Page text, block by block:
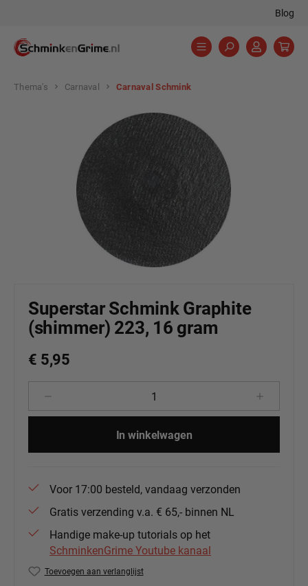
Blog
Thema's Carnaval Carnaval Schmink
Afbeeldingengalerij overslaan
Superstar Schmink Graphite
(shimmer) 223, 16 gram
€ 5,95
Producthoeveelheid: Voer de
In winkelwagen
Voor 17:00 besteld, vandaag verzonden
Gratis verzending v.a. € 65,- binnen NL
Handige make-up tutorials op het
SchminkenGrime Youtube kanaal
Toevoegen aan verlanglijst